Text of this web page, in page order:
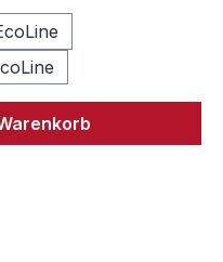
Wert